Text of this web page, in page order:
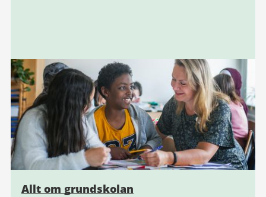
Allt om grundskolan